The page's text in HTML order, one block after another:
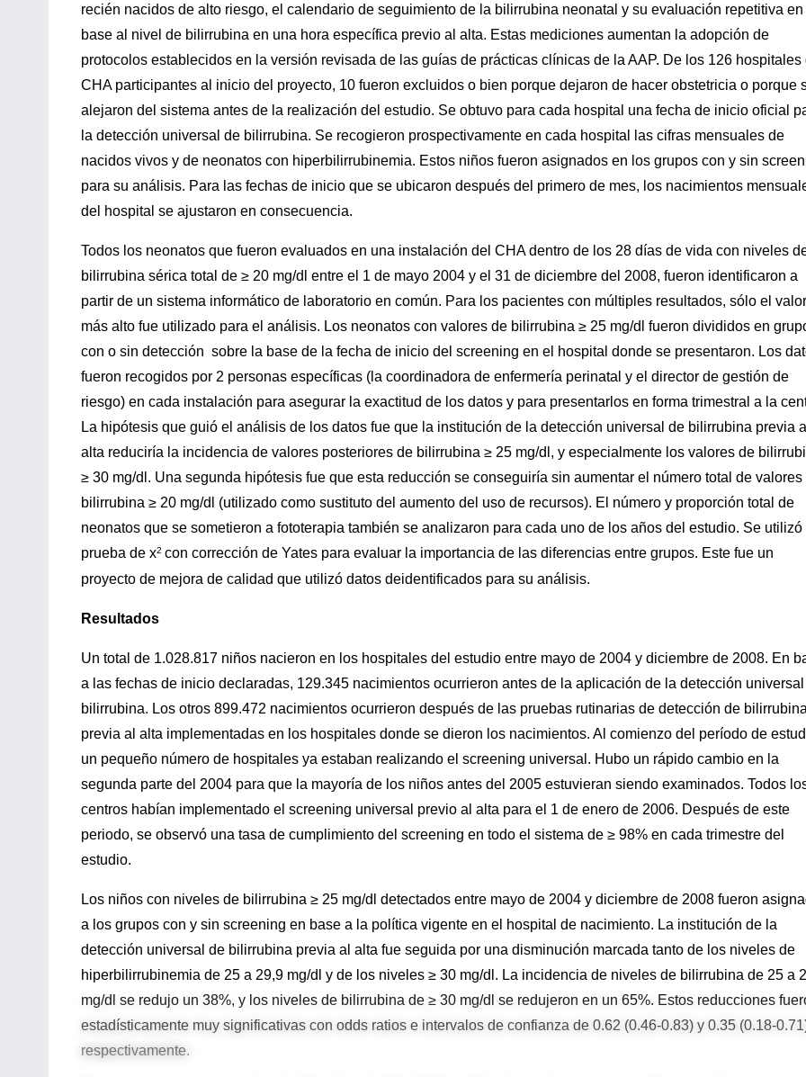
recién nacidos de alto riesgo, el calendario de seguimiento de la bilirrubina neonatal y su evaluación repetitiva en
base al nivel de bilirrubina en una hora específica previo al alta. Estas mediciones aumentan la adopción de
protocolos establecidos en la versión revisada de las guías de prácticas clínicas de la AAP. De los 126 hospitales
CHA participantes al inicio del proyecto, 10 fueron excluidos o bien porque dejaron de hacer obstetricia o porque
alejaron del sistema antes de la realización del estudio. Se obtuvo para cada hospital una fecha de inicio oficial
la detección universal de bilirrubina. Se recogieron prospectivamente en cada hospital las cifras mensuales de
nacidos vivos y de neonatos con hiperbilirrubinemia. Estos niños fueron asignados en los grupos con y sin
para su análisis. Para las fechas de inicio que se ubicaron después del primero de mes, los nacimientos
del hospital se ajustaron en consecuencia.
Todos los neonatos que fueron evaluados en una instalación del CHA dentro de los 28 días de vida con niveles
bilirrubina sérica total de ≥ 20 mg/dl entre el 1 de mayo 2004 y el 31 de diciembre del 2008, fueron identificaron a
partir de un sistema informático de laboratorio en común. Para los pacientes con múltiples resultados, sólo el valor
más alto fue utilizado para el análisis. Los neonatos con valores de bilirrubina ≥ 25 mg/dl fueron divididos en
con o sin detección sobre la base de la fecha de inicio del screening en el hospital donde se presentaron. Los
fueron recogidos por 2 personas específicas (la coordinadora de enfermería perinatal y el director de gestión de
riesgo) en cada instalación para asegurar la exactitud de los datos y para presentarlos en forma trimestral a la
La hipótesis que guió el análisis de los datos fue que la institución de la detección universal de bilirrubina previa al
alta reduciría la incidencia de valores posteriores de bilirrubina ≥ 25 mg/dl, y especialmente los valores de
≥ 30 mg/dl. Una segunda hipótesis fue que esta reducción se conseguiría sin aumentar el número total de valores
bilirrubina ≥ 20 mg/dl (utilizado como sustituto del aumento del uso de recursos). El número y proporción total de
neonatos que se sometieron a fototerapia también se analizaron para cada uno de los años del estudio. Se utilizó
prueba de x2 con corrección de Yates para evaluar la importancia de las diferencias entre grupos. Este fue un
proyecto de mejora de calidad que utilizó datos deidentificados para su análisis.
Resultados
Un total de 1.028.817 niños nacieron en los hospitales del estudio entre mayo de 2004 y diciembre de 2008. En
a las fechas de inicio declaradas, 129.345 nacimientos ocurrieron antes de la aplicación de la detección
bilirrubina. Los otros 899.472 nacimientos ocurrieron después de las pruebas rutinarias de detección de bilirrubina
previa al alta implementadas en los hospitales donde se dieron los nacimientos. Al comienzo del período de
un pequeño número de hospitales ya estaban realizando el screening universal. Hubo un rápido cambio en la
segunda parte del 2004 para que la mayoría de los niños antes del 2005 estuvieran siendo examinados. Todos
centros habían implementado el screening universal previo al alta para el 1 de enero de 2006. Después de este
periodo, se observó una tasa de cumplimiento del screening en todo el sistema de ≥ 98% en cada trimestre del
estudio.
Los niños con niveles de bilirrubina ≥ 25 mg/dl detectados entre mayo de 2004 y diciembre de 2008 fueron
a los grupos con y sin screening en base a la política vigente en el hospital de nacimiento. La institución de la
detección universal de bilirrubina previa al alta fue seguida por una disminución marcada tanto de los niveles de
hiperbilirrubinemia de 25 a 29,9 mg/dl y de los niveles ≥ 30 mg/dl. La incidencia de niveles de bilirrubina de 25 a
mg/dl se redujo un 38%, y los niveles de bilirrubina de ≥ 30 mg/dl se redujeron en un 65%. Estos reducciones
estadísticamente muy significativas con odds ratios e intervalos de confianza de 0.62 (0.46-0.83) y 0.35 (0.18-
respectivamente.